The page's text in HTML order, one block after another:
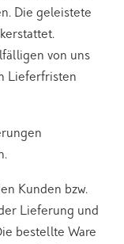
Die geleistete
von uns
Lieferfristen
Kunden bzw.
Lieferung und
bestellte Ware